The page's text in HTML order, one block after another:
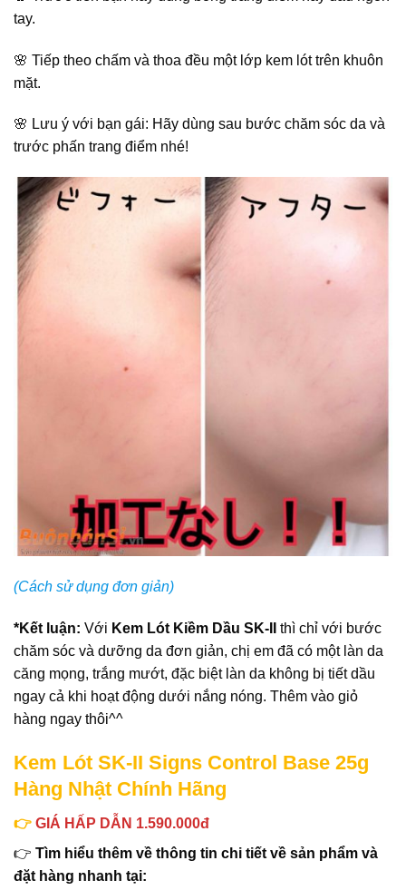
tay.
🌸 Tiếp theo chấm và thoa đều một lớp kem lót trên khuôn
mặt.
🌸 Lưu ý với bạn gái: Hãy dùng sau bước chăm sóc da và
trước phấn trang điểm nhé!
(Cách sử dụng đơn giản)
*Kết luận: Với Kem Lót Kiềm Dầu SK-II
thì chỉ với bước
chăm sóc và dưỡng da đơn giản, chị em đã có một làn da
căng mọng, trắng mướt, đặc biệt làn da không bị tiết dầu
ngay cả khi hoạt động dưới nắng nóng. Thêm vào giỏ
hàng ngay thôi^^
Kem Lót SK-II Signs Control Base 25g
Hàng Nhật Chính Hãng
👉 GIÁ HẤP DẪN 1.590.000đ
👉 Tìm hiểu thêm về thông tin chi tiết về sản phẩm và
đặt hàng nhanh tại: